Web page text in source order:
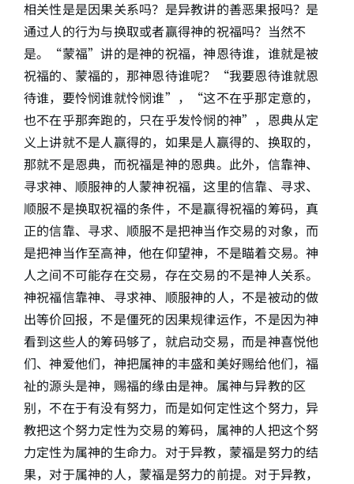
相关性是是因果关系吗？是异教讲的善恶果报吗？是
通过人的行为与换取或者赢得神的祝福吗？当然不
是。“蒙福”讲的是神的祝福，神恩待谁，谁就是被
祝福的、蒙福的，那神恩待谁呢？“我要恩待谁就恩
待谁，要怜悯谁就怜悯谁”，“这不在乎那定意的，
也不在乎那奔跑的，只在乎发怜悯的神”，恩典从定
义上讲就不是人赢得的，如果是人赢得的、换取的，
那就不是恩典，而祝福是神的恩典。此外，信靠神、
寻求神、顺服神的人蒙神祝福，这里的信靠、寻求、
顺服不是换取祝福的条件，不是赢得祝福的筹码，真
正的信靠、寻求、顺服不是把神当作交易的对象，而
是把神当作至高神，他在仰望神，不是瞄着交易。神
人之间不可能存在交易，存在交易的不是神人关系。
神祝福信靠神、寻求神、顺服神的人，不是被动的做
出等价回报，不是僵死的因果规律运作，不是因为神
看到这些人的筹码够了，就启动交易，而是神喜悦他
们、神爱他们，神把属神的丰盛和美好赐给他们，福
祉的源头是神，赐福的缘由是神。属神与异教的区
别，不在于有没有努力，而是如何定性这个努力，异
教把这个努力定性为交易的筹码，属神的人把这个努
力定性为属神的生命力。对于异教，蒙福是努力的结
果，对于属神的人，蒙福是努力的前提。对于异教，